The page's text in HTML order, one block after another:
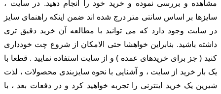
مشاهده و بررسی نموده و خرید خود را انجام دهید. در سایت ،
سایزها بر اساس سانتی متر درج شده اند ضمن اینکه راهنمای سایز
در سایت وجود دارد که می توانید با مطالعه آن خرید دقیق تری
داشته باشید. بنابراین خواهشا حتی الامکان از شروع چت خودداری
کنید ( جز برای خریدهای عمده ) و از سایت استفاده نمایید . قطعا با
یک بار خرید از سایت ، و آشنایی با نحوه سایزبندی محصولات ، لذت
شیرین یک خرید اینترنی را تجربه خواهید کرد و در دفعات بعد ، با